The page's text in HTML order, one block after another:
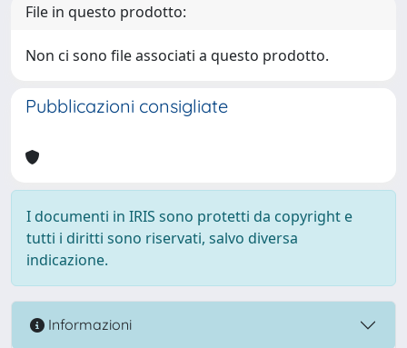
File in questo prodotto:
Non ci sono file associati a questo prodotto.
Pubblicazioni consigliate
I documenti in IRIS sono protetti da copyright e
tutti i diritti sono riservati, salvo diversa
indicazione.
Informazioni